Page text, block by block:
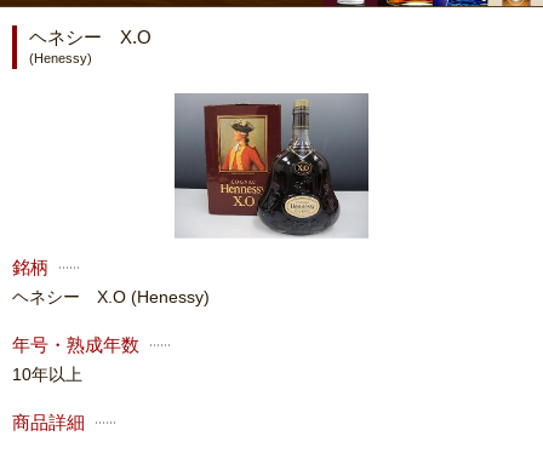
ヘネシー X.O
(Henessy)
銘柄
ヘネシー X.O (Henessy)
年号・熟成年数
10年以上
商品詳細